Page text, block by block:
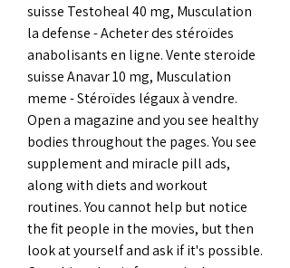
suisse Testoheal 40 mg, Musculation
la defense - Acheter des stéroïdes
anabolisants en ligne. Vente steroide
suisse Anavar 10 mg, Musculation
meme - Stéroïdes légaux à vendre.
Open a magazine and you see healthy
bodies throughout the pages. You see
supplement and miracle pill ads,
along with diets and workout
routines. You cannot help but notice
the fit people in the movies, but then
look at yourself and ask if it's possible.